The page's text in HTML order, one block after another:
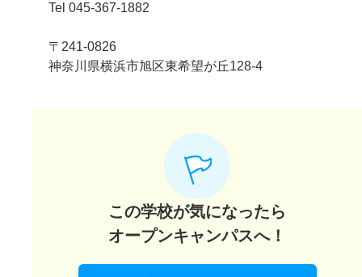
Tel 045-367-1882
〒241-0826
神奈川県横浜市旭区東希望が丘128-4
この学校が気になったら
オープンキャンパスへ！